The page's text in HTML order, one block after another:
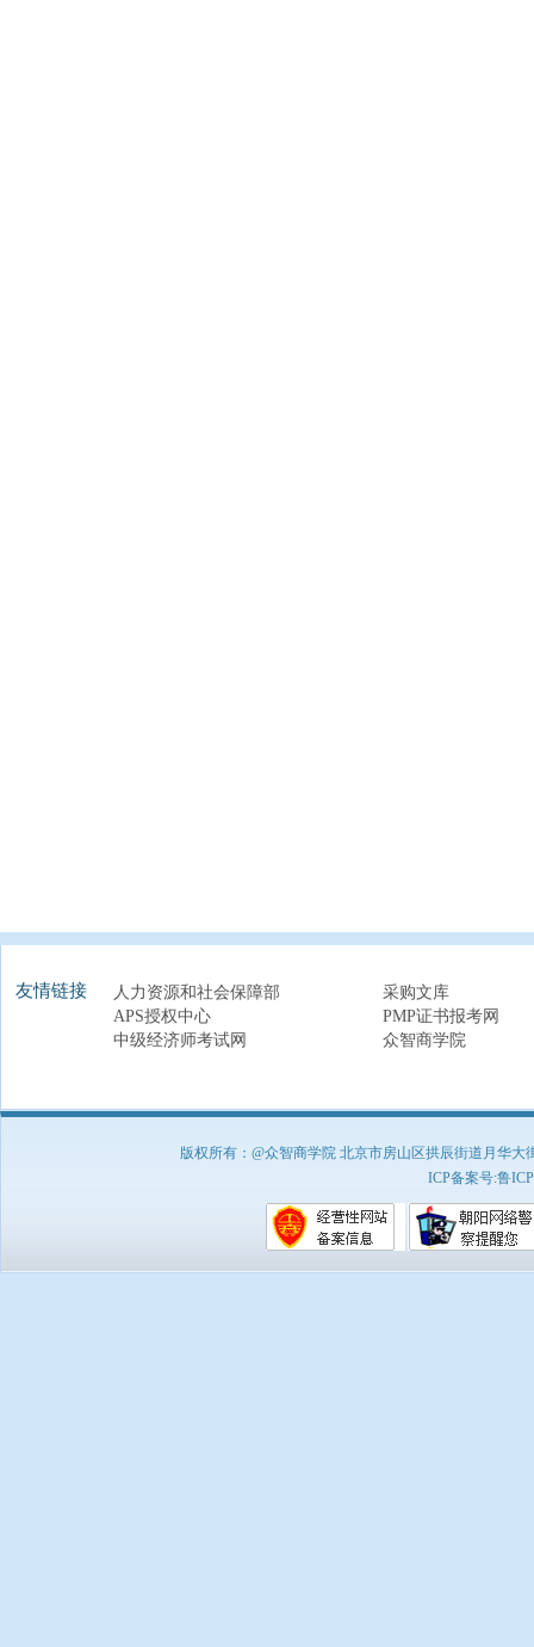
友情链接 人力资源和社会保障部
采购文库
APS授权中心
PMP证书报考网
中级经济师考试网
众智商学院
版权所有：@众智商学院 北京市房山区拱辰街道月华
ICP备案号:鲁